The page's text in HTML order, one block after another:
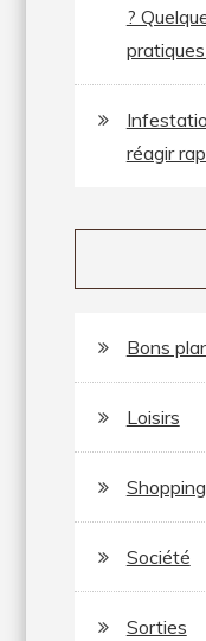
?
pratiques
réagir
Bons
Loisirs
Shopping
Société
Sorties